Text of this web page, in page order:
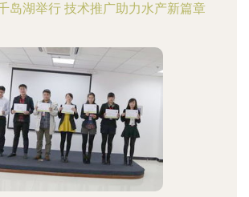
岛湖举行 技术推广助力水产新篇章